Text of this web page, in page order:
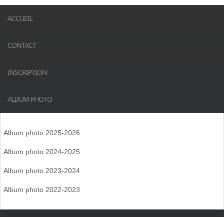
ACCUEIL
CONTACT
INSCRIPTION
ALBUM PHOTO
Album photo 2025-2026
Album photo 2024-2025
Album photo 2023-2024
Album photo 2022-2023